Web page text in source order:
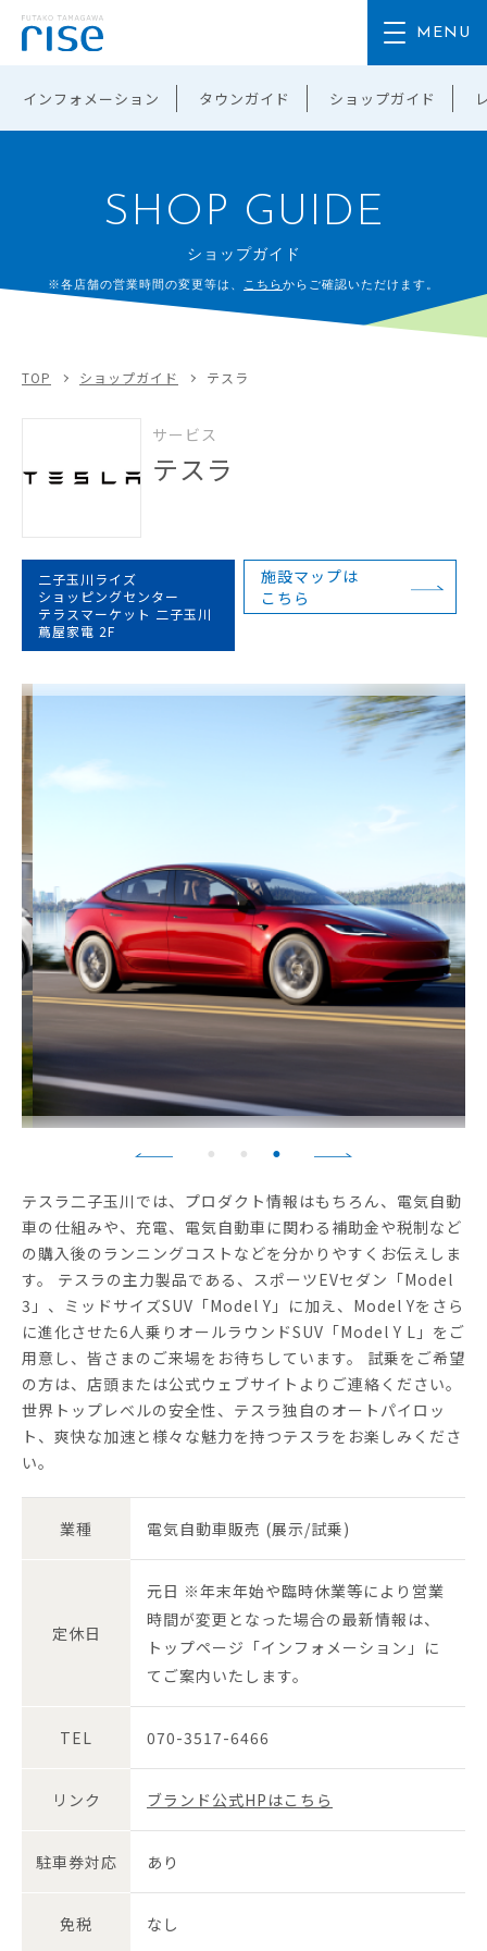
インフォメーション タウンガイド ショップガイド
SHOP GUIDE
ショップガイド
※各店舗の営業時間の変更等は、 こちらからご確認いただけます。
TOP ショップガイド テスラ
サービス
テスラ
二子玉川ライズ
ショッピングセンター
テラスマーケット 二子玉川
蔦屋家電 2F
施設マップは
こちら
テスラ二子玉川では、プロダクト情報はもちろん、電気自動
車の仕組みや、充電、電気自動車に関わる補助金や税制など
の購入後のランニングコストなどを分かりやすくお伝えしま
す。 テスラの主力製品である、スポーツEVセダン「Model
3」、ミッドサイズSUV「Model Y」に加え、Model Yをさら
に進化させた6人乗りオールラウンドSUV「Model Y L」をご
用意し、皆さまのご来場をお待ちしています。 試乗をご希望
の方は、店頭または公式ウェブサイトよりご連絡ください。
世界トップレベルの安全性、テスラ独自のオートパイロッ
ト、爽快な加速と様々な魅力を持つテスラをお楽しみくださ
い。
業種 電気自動車販売 (展示/試乗)
定休日
元日 ※年末年始や臨時休業等により営業
時間が変更となった場合の最新情報は、
トップページ「インフォメーション」に
てご案内いたします。
TEL 070-3517-6466
リンク ブランド公式HPはこちら
駐車券対応 あり
免税 なし